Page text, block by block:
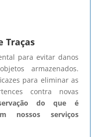
Traças
para evitar danos
armazenados.
para eliminar as
contra novas
do que é
nossos serviços